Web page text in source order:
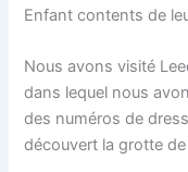
Enfant contents de
Nous avons visité
dans lequel nous
des numéros de
découvert la grotte de